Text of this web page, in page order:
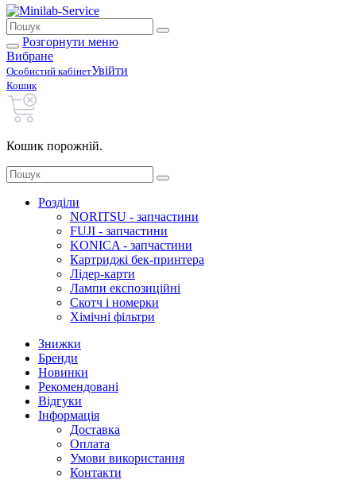
Розгорнути меню
Вибране
Особистий кабінетУвійти
Кошик
Кошик порожній.
Розділи
NORITSU - запчастини
FUJI - запчастини
KONICA - запчастини
Картриджі бек-принтера
Лідер-карти
Лампи експозиційні
Скотч і номерки
Хімічні фільтри
Знижки
Бренди
Новинки
Рекомендовані
Відгуки
Інформація
Доставка
Оплата
Умови використання
Контакти